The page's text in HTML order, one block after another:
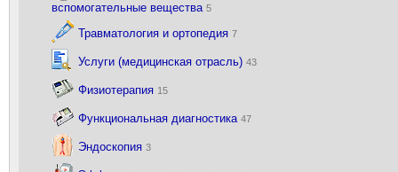
вспомогательные вещества 5
Травматология и ортопедия 7
Услуги (медицинская отрасль) 43
Физиотерапия 15
Функциональная диагностика 47
Эндоскопия 3